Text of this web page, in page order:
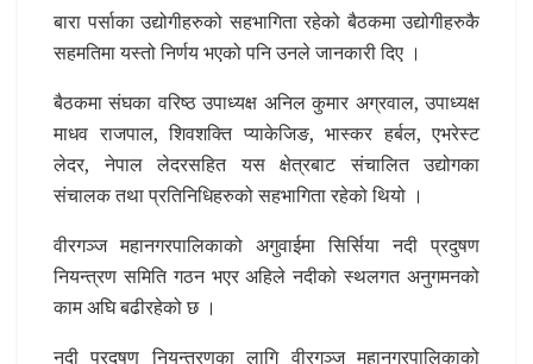
बारा पर्साका उद्योगीहरुको सहभागिता रहेको बैठकमा उद्योगीहरुकै
सहमतिमा यस्तो निर्णय भएको पनि उनले जानकारी दिए ।
बैठकमा संघका वरिष्ठ उपाध्यक्ष अनिल कुमार अग्रवाल, उपाध्यक्ष
माधव राजपाल, शिवशक्ति प्याकेजिङ, भास्कर हर्बल, एभरेस्ट
लेदर, नेपाल लेदरसहित यस क्षेत्रबाट संचालित उद्योगका
संचालक तथा प्रतिनिधिहरुको सहभागिता रहेको थियो ।
वीरगञ्ज महानगरपालिकाको अगुवाईमा सिर्सिया नदी प्रदुषण
नियन्त्रण समिति गठन भएर अहिले नदीको स्थलगत अनुगमनको
काम अघि बढीरहेको छ ।
नदी प्रदुषण नियन्त्रणका लागि वीरगञ्ज महानगरपालिकाको